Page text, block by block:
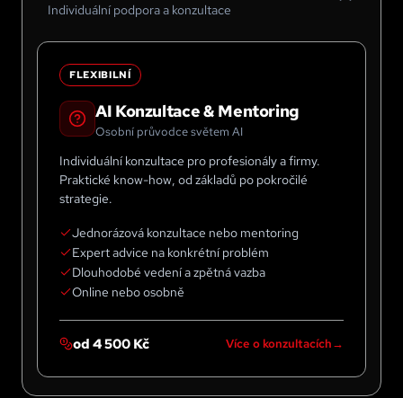
Individuální podpora a konzultace
FLEXIBILNÍ
AI Konzultace & Mentoring
Osobní průvodce světem AI
Individuální konzultace pro profesionály a firmy.
Praktické know-how, od základů po pokročilé
strategie.
Jednorázová konzultace nebo mentoring
Expert advice na konkrétní problém
Dlouhodobé vedení a zpětná vazba
Online nebo osobně
od 4 500 Kč Více o konzultacích